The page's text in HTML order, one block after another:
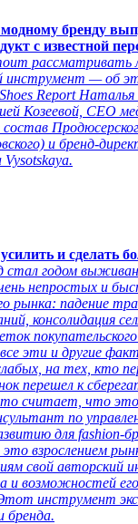
бренду
с известной
рассматривать
инструмент — об
Report
Козеевой, СЕО
и бренд-
и сделать
стал годом
непростых и
рынка: падение
консолидация
эти и другие
на тех, кто
перешел к
считает, что это
по
для fashion-
взрослением
свой авторский
и возможностей
инструмент
бренда.